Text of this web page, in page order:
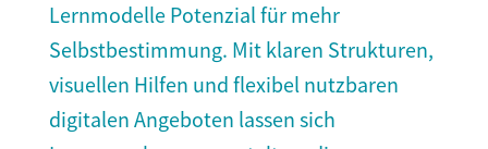
Lernmodelle Potenzial für mehr
Selbstbestimmung. Mit klaren Strukturen,
visuellen Hilfen und flexibel nutzbaren
digitalen Angeboten lassen sich